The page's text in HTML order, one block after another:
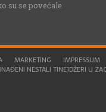
su se povećale
MARKETING IMPRESSUM
NESTALI TINEJDŽERI U